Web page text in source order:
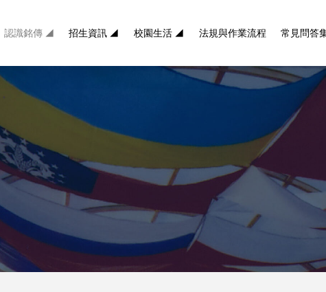
認識銘傳 ◢ 招生資訊 ◢ 校園生活 ◢ 法規與作業流程 常見問答